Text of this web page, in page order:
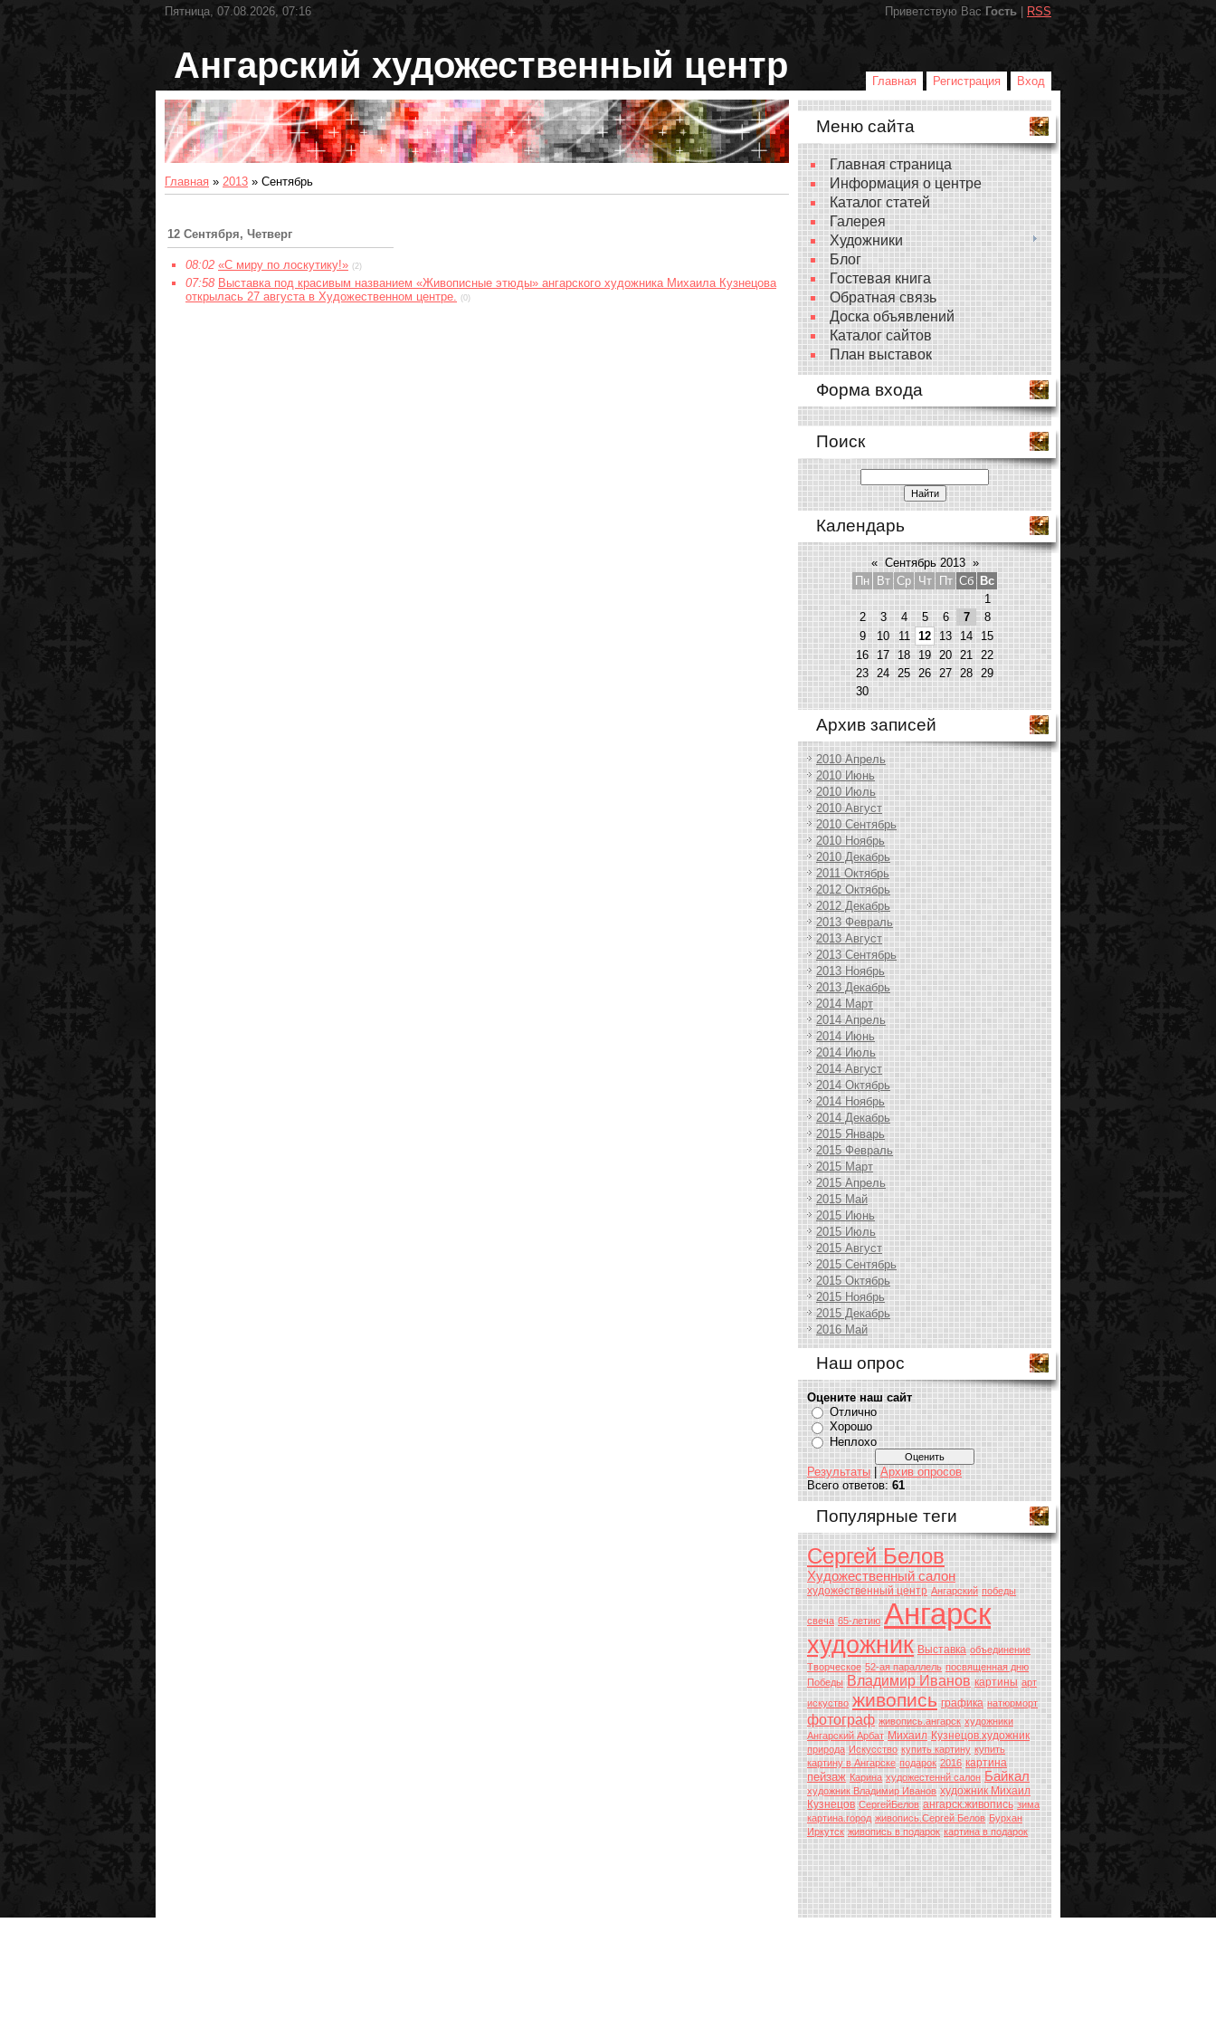
Пятница, 07.08.2026, 07:16 Приветствую Вас Гость RSS
Ангарский художественный центр Главная Регистрация Вход
Главная » 2013 » Сентябрь
12 Сентября, Четверг
08:02 «С миру по лоскутику!» (2)
07:58 Выставка под красивым названием «Живописные этюды» ангарского художника Михаила Кузнецова
открылась 27 августа в Художественном центре. (0)
Меню сайта
Главная страница
Информация о центре
Каталог статей
Галерея
Художники
Блог
Гостевая книга
Обратная связь
Доска объявлений
Каталог сайтов
План выставок
Форма входа
Поиск
Календарь
« Сентябрь 2013 »
Пн
Вт Ср Чт Пт Сб Вс
1
2
3 4 5 6 7
8
9
10 11 12 13 14
15
16 17 18 19 20 21 22
23 24 25 26 27 28 29
30
Архив записей
2010 Апрель
2010 Июнь
2010 Июль
2010 Август
2010 Сентябрь
2010 Ноябрь
2010 Декабрь
2011 Октябрь
2012 Октябрь
2012 Декабрь
2013 Февраль
2013 Август
2013 Сентябрь
2013 Ноябрь
2013 Декабрь
2014 Март
2014 Апрель
2014 Июнь
2014 Июль
2014 Август
2014 Октябрь
2014 Ноябрь
2014 Декабрь
2015 Январь
2015 Февраль
2015 Март
2015 Апрель
2015 Май
2015 Июнь
2015 Июль
2015 Август
2015 Сентябрь
2015 Октябрь
2015 Ноябрь
2015 Декабрь
2016 Май
Наш опрос
Оцените наш сайт
Отлично
Хорошо
Неплохо
Результаты|Архив опросов
Всего ответов:61
Популярные теги
Сергей Белов
Художественный салон
художественный центр Ангарский победы
свеча 65-летию Ангарск
художник Выставка объединение
Творческое 52-ая параллель посвященная дню
Победы Владимир Иванов картины арт
искуство живопись графика натюрморт
фотограф живопись.ангарск художники
Ангарский Арбат Михаил Кузнецов.художник
природа Искусство купить картину купить
картину в Ангарске подарок 2016 картина
пейзаж Карина художестеннй салон Байкал
художник Владимир Иванов художник Михаил
Кузнецов СергейБелов ангарск.живопись зима
картина.город живопись.Сергей Белов Бурхан
Иркутск живопись в подарок картина в подарок